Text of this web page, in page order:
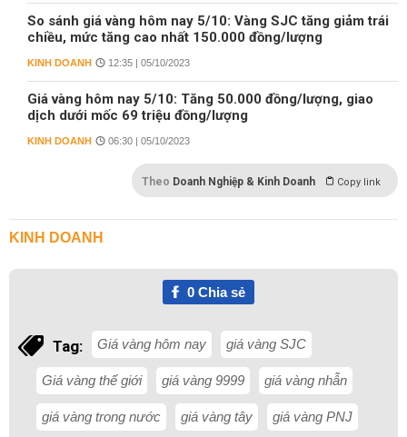
So sánh giá vàng hôm nay 5/10: Vàng SJC tăng giảm trái
chiều, mức tăng cao nhất 150.000 đồng/lượng
KINH DOANH 12:35 | 05/10/2023
Giá vàng hôm nay 5/10: Tăng 50.000 đồng/lượng, giao
dịch dưới mốc 69 triệu đồng/lượng
KINH DOANH 06:30 | 05/10/2023
Theo Doanh Nghiệp & Kinh Doanh Copy link
KINH DOANH
0Chia sẻ
Tag: Giá vàng hôm nay giá vàng SJC
Giá vàng thế giới giá vàng 9999 giá vàng nhẫn
giá vàng trong nước giá vàng tây giá vàng PNJ